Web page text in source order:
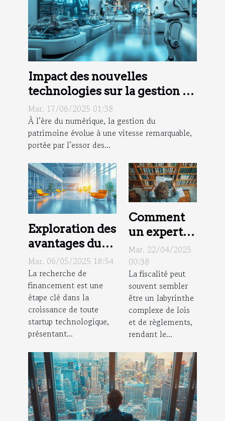
Impact des nouvelles
technologies sur la gestion du
patrimoine
Mar. 17/06/2025 01:38
À l’ère du numérique, la gestion du
patrimoine évolue à une vitesse remarquable,
portée par l’essor des...
Exploration des
avantages du
financement
mezzanine
pour les
startups
technologiques
Mar. 06/05/2025 18:54
La recherche de
financement est une
étape clé dans la
croissance de toute
startup technologique,
présentant...
Comment
un expert
en fiscalité
peut
optimiser
votre
déclaration
d'impôts
Mar. 22/04/2025
00:38
La fiscalité peut
souvent sembler
être un labyrinthe
complexe de lois
et de règlements,
rendant le...